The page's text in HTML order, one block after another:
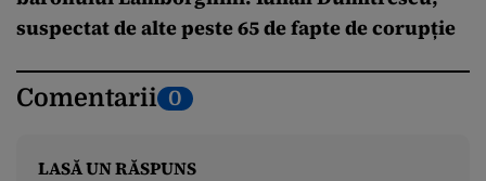
suspectat de alte peste 65 de fapte de corupție
Comentarii 0
LASĂ UN RĂSPUNS